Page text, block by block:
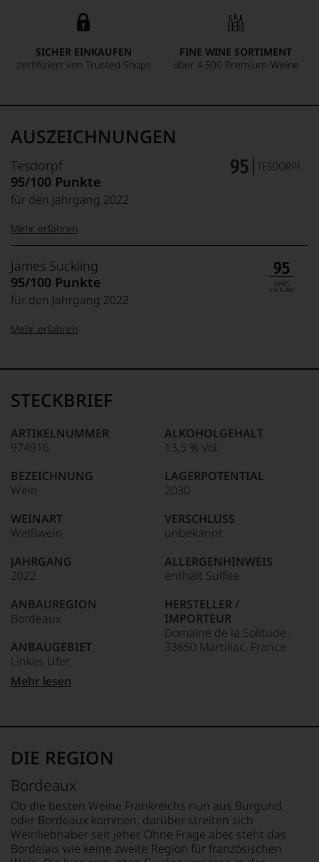
SICHER EINKAUFEN
zertifiziert von Trusted Shops
FINE WINE SORTIMENT
über 4.500 Premium-Weine
AUSZEICHNUNGEN
Tesdorpf
95/100 Punkte
für den Jahrgang 2022
99–100 Punkte:
95–98 Punkte:
85–89 Punkte:
Unter 85 Punkte:
Tesdorpf
Der
Name
Tesdorpf
für
für
edlen
der
Welt,
wie
ein
anderer.
dokumentieren
wir
und
gerade
Bewertungen
und
renommierter
Weinjournalisten
oder
Fachpublikationen
Aussendungen
in
unserem
Webshop,
um
zu
unterstreichen,
auf
welch
Mehr erfahren
James Suckling
95/100 Punkte
für den Jahrgang 2022
90 Punkte und
Unter 88
Punkte:
Suckling
Der
Amerikaner
Suckling,
Jahrgang
zählt
heute
zu
den
bedeutendsten
und
Weinkritikern
der
Dabei
geriet
mehr
über
Umwege
in
denn
studierte
Journalismus
der
Universität
von
Wisconsin.
Mehr erfahren
STECKBRIEF
ARTIKELNUMMER
974916
BEZEICHNUNG
Wein
WEINART
Weißwein
JAHRGANG
2022
ANBAUREGION
Bordeaux
ANBAUGEBIET
Linkes Ufer
APPELLATION
REBSORTEN
30% Semillón
TRINKTEMPERATUR
10 °C
ALKOHOLGEHALT
13,5 % Vol.
LAGERPOTENTIAL
2030
VERSCHLUSS
unbekannt
ALLERGENHINWEIS
enthält Sulfite
HERSTELLER /
IMPORTEUR
Domaine de la Solitude ,
33650 Martillac, France
0,75 L
Mehr lesen
DIE REGION
Bordeaux
Ob die besten Weine Frankreichs nun aus Burgund
oder Bordeaux kommen, darüber streiten sich
Weinliebhaber seit jeher. Ohne Frage aber, steht das
Bordelais wie keine zweite Region für französischen